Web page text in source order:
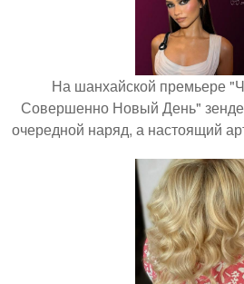
На шанхайской премьере
Совершенно Новый День"
очередной наряд, а настоящий